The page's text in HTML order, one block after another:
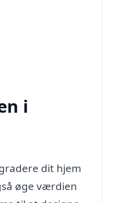
i
dit hjem
øge værdien